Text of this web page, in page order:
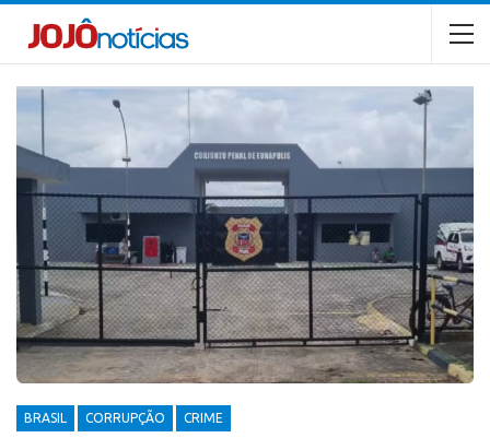
BRASIL CORRUPÇÃO CRIME